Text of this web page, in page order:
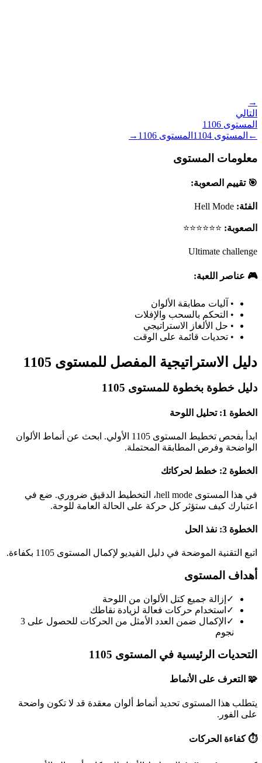
→
التالي
المستوى 1106
← المستوى 1104 المستوى 1106
→
معلومات المستوى
🎯 تقييم الصعوبة:
الفئة: Hell Mode
الصعوبة: ⭐⭐⭐⭐⭐⭐
Ultimate challenge
🎮 عناصر اللعبة:
• آليات مطابقة الألوان
• التحكم بالسحب والإفلات
• حل الألغاز الاستراتيجي
• تحديات قائمة على الوقت
دليل الاستراتيجية المفصل للمستوى 1105
دليل خطوة بخطوة للمستوى 1105
الخطوة 1: تحليل اللوحة
ابدأ بفحص تخطيط المستوى 1105 الأولي. ابحث عن أنماط الألوان
الواضحة وفرص المطابقة المحتملة.
الخطوة 2: خطط لحركاتك
في هذا المستوى hell mode، التخطيط الدقيق ضروري. ضع في
اعتبارك كيف ستؤثر كل حركة على الحالة العامة للوحة.
الخطوة 3: نفذ الحل
اتبع التقنية الموضحة في دليل الفيديو لإكمال المستوى 1105 بكفاءة.
أهداف المستوى
✓ إزالة جميع كتل الألوان من اللوحة
✓ استخدام حركات فعالة لزيادة نقاطك
✓
الإكمال ضمن العدد الأمثل من الحركات للحصول على 3
نجوم
التحديات الرئيسية في المستوى 1105
🧩 التعرف على الأنماط
يتطلب هذا المستوى تحديد أنماط ألوان معقدة قد لا تكون واضحة
على الفور.
⏱️ كفاءة الحركات